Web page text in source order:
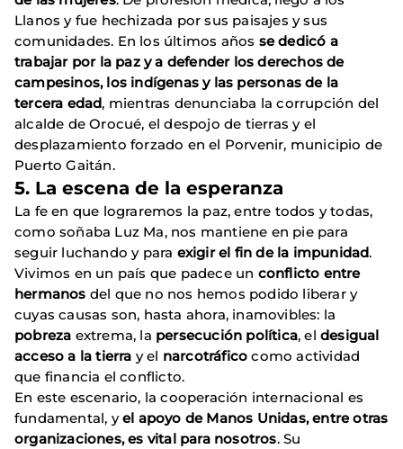
Llanos y fue hechizada por sus paisajes y sus
comunidades. En los últimos años se dedicó a
trabajar por la paz y a defender los derechos de
campesinos, los indígenas y las personas de la
tercera edad, mientras denunciaba la corrupción del
alcalde de Orocué, el despojo de tierras y el
desplazamiento forzado en el Porvenir, municipio de
Puerto Gaitán.
5. La escena de la esperanza
La fe en que lograremos la paz, entre todos y todas,
como soñaba Luz Ma, nos mantiene en pie para
seguir luchando y para exigir el fin de la impunidad.
Vivimos en un país que padece un conflicto entre
hermanos del que no nos hemos podido liberar y
cuyas causas son, hasta ahora, inamovibles: la
pobreza extrema, la persecución política, eldesigual
acceso a la tierra y el narcotráfico como actividad
que financia el conflicto.
En este escenario, la cooperación internacional es
fundamental, yel apoyo de Manos Unidas, entre otras
organizaciones, es vital para nosotros. Su